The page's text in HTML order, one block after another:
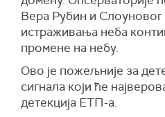
Вера Рубин и Слоуновог
истраживања неба
промене на небу.
Ово је пожељније за
сигнала који ће
детекција ЕТП-а.